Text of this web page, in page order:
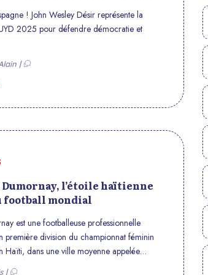
! John Wesley Désir représente la
2025 pour défendre démocratie et
|
l’étoile haïtienne
football mondial
est une footballeuse professionnelle
première division du championnat féminin
Haïti, dans une ville moyenne appelée
À seulement 21 ans, elle est devenue la
|